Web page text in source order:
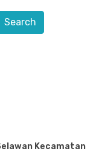
Kecamatan